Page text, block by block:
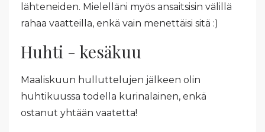
lähteneiden. Mielelläni myös ansaitsisin välillä
rahaa vaatteilla, enkä vain menettäisi sitä :)
Huhti - kesäkuu
Maaliskuun hulluttelujen jälkeen olin
huhtikuussa todella kurinalainen, enkä
ostanut yhtään vaatetta!